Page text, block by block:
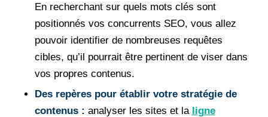
En recherchant sur quels mots clés sont
positionnés vos concurrents SEO, vous allez
pouvoir identifier de nombreuses requêtes
cibles, qu’il pourrait être pertinent de viser dans
vos propres contenus.
Des repères pour établir votre stratégie de
contenus : analyser les sites et la ligne